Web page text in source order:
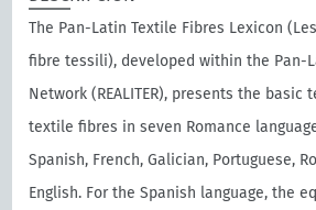
The Pan-Latin Textile Fibres Lexicon
fibre tessili), developed within the Pan-
Network (REALITER), presents the basic
textile fibres in seven Romance
Spanish, French, Galician, Portuguese,
English. For the Spanish language, the